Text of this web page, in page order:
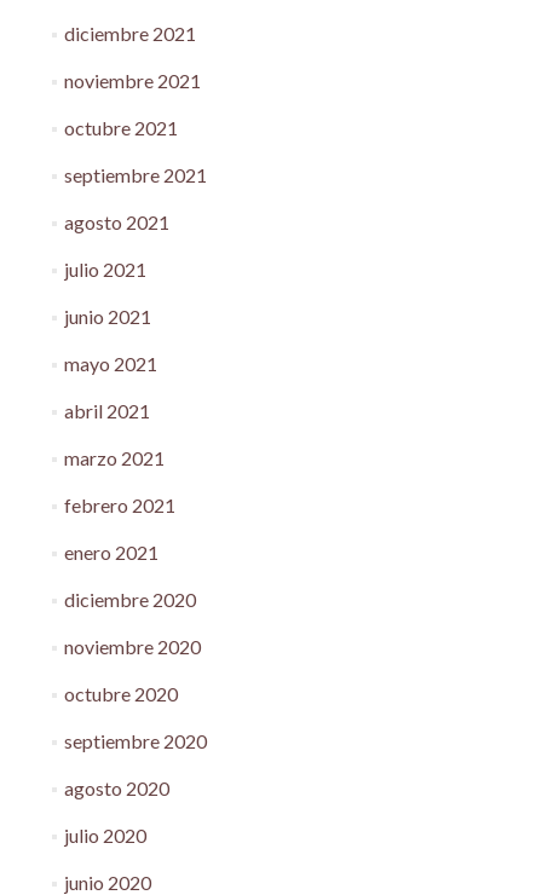
diciembre 2021
noviembre 2021
octubre 2021
septiembre 2021
agosto 2021
julio 2021
junio 2021
mayo 2021
abril 2021
marzo 2021
febrero 2021
enero 2021
diciembre 2020
noviembre 2020
octubre 2020
septiembre 2020
agosto 2020
julio 2020
junio 2020